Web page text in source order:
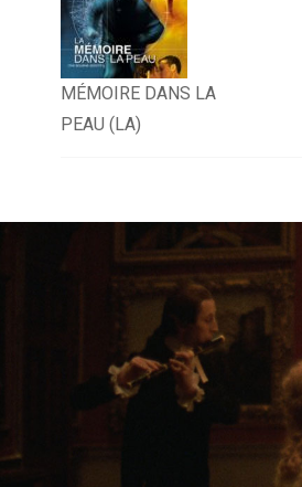
MÉMOIRE DANS LA
PEAU (LA)